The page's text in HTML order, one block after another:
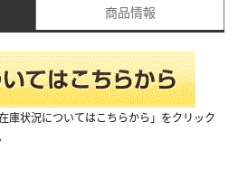
商品情報
庫状況についてはこちらから」をクリック